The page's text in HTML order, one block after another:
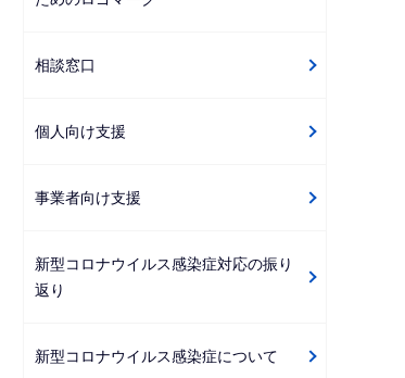
相談窓口
個人向け支援
事業者向け支援
新型コロナウイルス感染症対応の振り
返り
新型コロナウイルス感染症について